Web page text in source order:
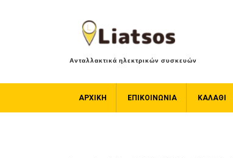
Ανταλλακτικά ηλεκτρικών συσκευών
ΑΡΧΙΚΉ ΕΠΙΚΟΙΝΩΝΙΑ ΚΑΛΆΘΙ